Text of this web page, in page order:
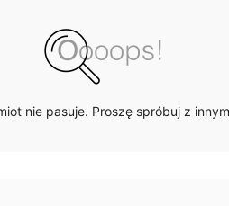
nie pasuje. Proszę spróbuj z